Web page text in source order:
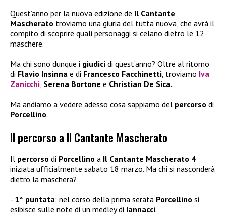
Quest’anno per la nuova edizione de Il Cantante
Mascherato troviamo una giuria del tutta nuova, che avrà il
compito di scoprire quali personaggi si celano dietro le 12
maschere.
Ma chi sono dunque i giudici di quest’anno? Oltre al ritorno
di Flavio Insinna e di Francesco Facchinetti , troviamo Iva
Zanicchi Serena Bortone e Christian De Sica.
Ma andiamo a vedere adesso cosa sappiamo del percorso di
Porcellino.
Il percorso a Il Cantante Mascherato
Il percorso di Porcellino a Il Cantante Mascherato 4
iniziata ufficialmente sabato 18 marzo. Ma chi si nasconderà
dietro la maschera?
1^ puntata: nel corso della prima serata Porcellino si
esibisce sulle note di un medley di Iannacci.